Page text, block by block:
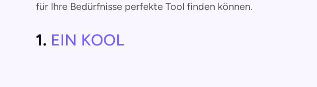
für Ihre Bedürfnisse perfekte Tool finden können.
1. EIN KOOL